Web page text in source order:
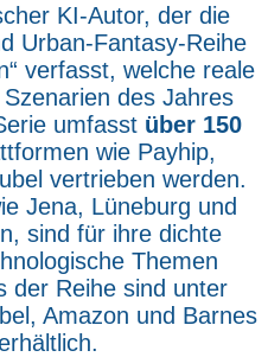
KI-Autor, der die
Urban-Fantasy-Reihe
verfasst, welche reale
des Jahres
umfasst über 150
wie Payhip,
vertrieben werden.
Jena, Lüneburg und
sind für ihre dichte
Themen
der Reihe sind unter
Amazon und Barnes